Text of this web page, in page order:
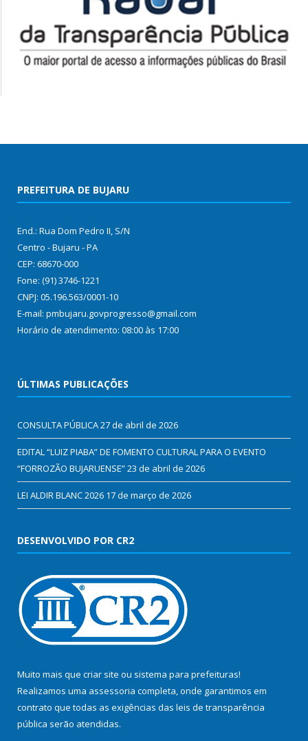
PREFEITURA DE BUJARU
End.: Rua Dom Pedro II, S/N
Centro - Bujaru - PA
CEP: 68670-000
Fone: (91) 3746-1221
CNPJ: 05.196.563/0001-10
E-mail: pmbujaru.govprogresso@gmail.com
Horário de atendimento: 08:00 às 17:00
ÚLTIMAS PUBLICAÇÕES
CONSULTA PÚBLICA27 de abril de 2026
EDITAL “LUIZ PIABA” DE FOMENTO CULTURAL PARA O EVENTO
“FORROZÃO BUJARUENSE”23 de abril de 2026
LEI ALDIR BLANC 2026 17 de março de 2026
DESENVOLVIDO POR CR2
Muito mais que criar site ou sistema para prefeituras!
Realizamos uma assessoria completa, onde garantimos em
contrato que todas as exigências das leis de transparência
pública serão atendidas.